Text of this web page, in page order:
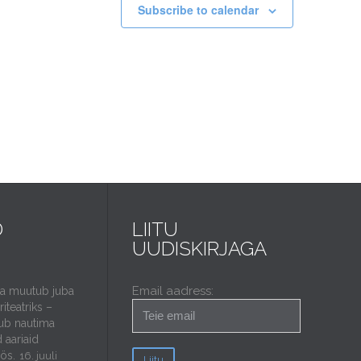
Subscribe to calendar
muutub juba
–
nautima
aariaid
16. juuli
LIITU
UUDISKIRJAGA
Email aadress: